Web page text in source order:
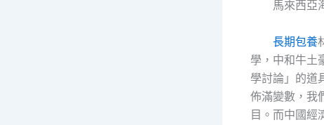
馬來西亞
長期包養
學，中和牛土
學討論」的道
佈滿變數，我
目。而中國經